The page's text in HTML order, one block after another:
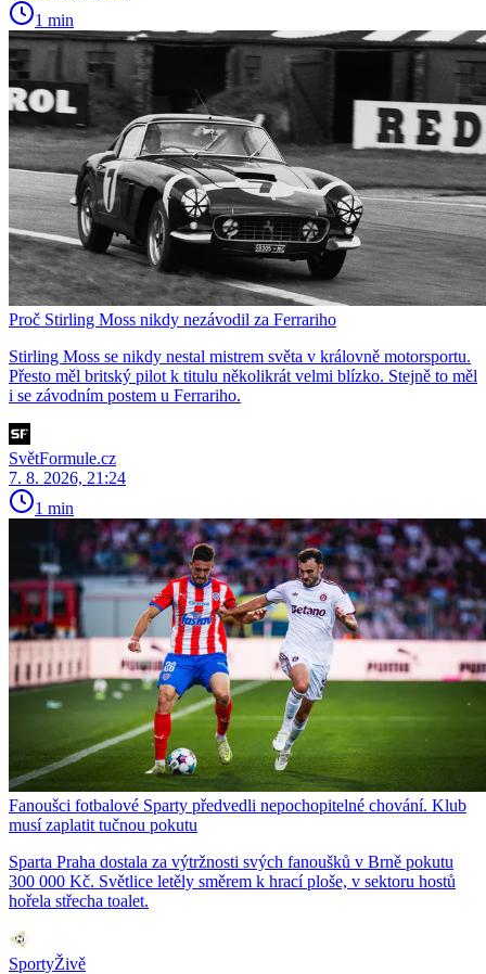
1 min
Proč Stirling Moss nikdy nezávodil za Ferrariho
Stirling Moss se nikdy nestal mistrem světa v královně motorsportu.
Přesto měl britský pilot k titulu několikrát velmi blízko. Stejně to měl
i se závodním postem u Ferrariho.
SvětFormule.cz
7. 8. 2026, 21:24
1 min
Fanoušci fotbalové Sparty předvedli nepochopitelné chování. Klub
musí zaplatit tučnou pokutu
Sparta Praha dostala za výtržnosti svých fanoušků v Brně pokutu
300 000 Kč. Světlice letěly směrem k hrací ploše, v sektoru hostů
hořela střecha toalet.
SportyŽivě